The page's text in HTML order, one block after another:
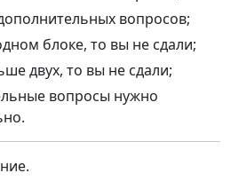
вопросов;
блоке, то вы не сдали;
двух, то вы не сдали;
вопросы нужно